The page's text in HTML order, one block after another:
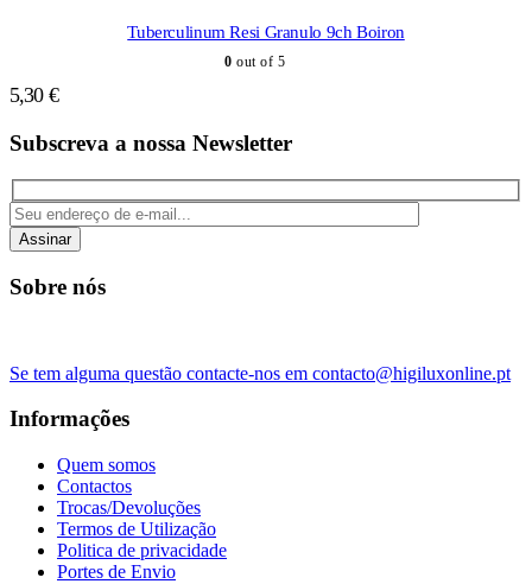
Tuberculinum Resi Granulo 9ch Boiron
0 out of 5
5,30 €
Subscreva a nossa Newsletter
Assinar
Sobre nós
Se tem alguma questão contacte-nos em contacto@higiluxonline.pt
Informações
Quem somos
Contactos
Trocas/Devoluções
Termos de Utilização
Politica de privacidade
Portes de Envio